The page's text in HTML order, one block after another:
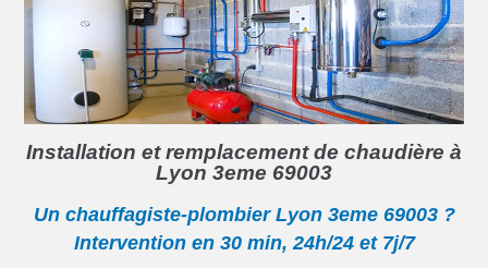
Installation et remplacement de chaudière à
Lyon 3eme 69003
Un chauffagiste-plombier Lyon 3eme 69003 ?
Intervention en 30 min, 24h/24 et 7j/7